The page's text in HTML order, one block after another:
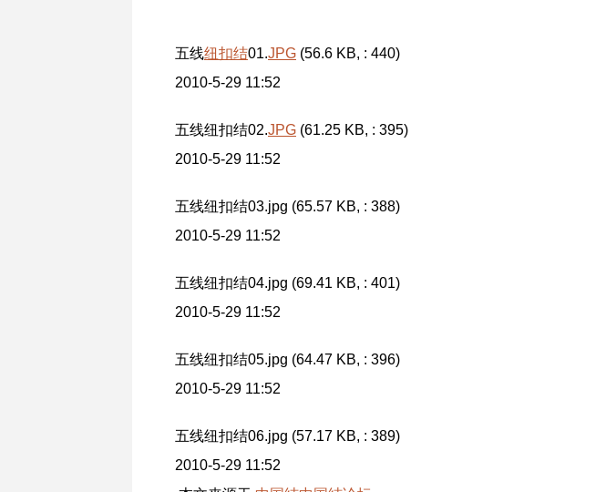
五线纽扣结01.JPG (56.6 KB, : 440)
2010-5-29 11:52
五线纽扣结02.JPG (61.25 KB, : 395)
2010-5-29 11:52
五线纽扣结03.jpg (65.57 KB, : 388)
2010-5-29 11:52
五线纽扣结04.jpg (69.41 KB, : 401)
2010-5-29 11:52
五线纽扣结05.jpg (64.47 KB, : 396)
2010-5-29 11:52
五线纽扣结06.jpg (57.17 KB, : 389)
2010-5-29 11:52